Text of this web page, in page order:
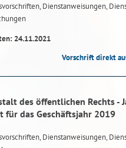
Dienstanweisungen,
24.11.2021
Vorschrift direkt
des öffentlichen Rechts -
für das Geschäftsjahr 2019
Dienstanweisungen,